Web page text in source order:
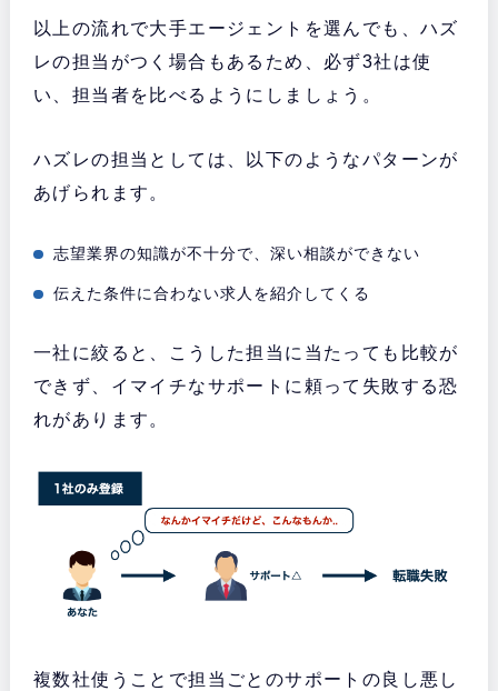
以上の流れで大手エージェントを選んでも、ハズ
レの担当がつく場合もあるため、必ず3社は使
い、担当者を比べるようにしましょう。
ハズレの担当としては、以下のようなパターンが
あげられます。
志望業界の知識が不十分で、深い相談ができない
伝えた条件に合わない求人を紹介してくる
一社に絞ると、こうした担当に当たっても比較が
できず、イマイチなサポートに頼って失敗する恐
れがあります。
複数社使うことで担当ごとのサポートの良し悪し